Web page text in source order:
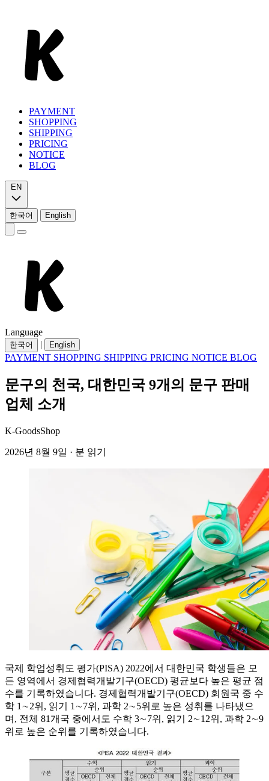
PAYMENT
SHOPPING
SHIPPING
PRICING
NOTICE
BLOG
EN
한국어 English
Language
한국어 | English
PAYMENT SHOPPING SHIPPING PRICING NOTICE BLOG
문구의 천국, 대한민국 9개의 문구 판매
업체 소개
K-GoodsShop
2026년 8월 9일 · 분 읽기
국제 학업성취도 평가(PISA) 2022에서 대한민국 학생들은 모
든 영역에서 경제협력개발기구(OECD) 평균보다 높은 평균 점
수를 기록하였습니다. 경제협력개발기구(OECD) 회원국 중 수
학 1∼2위, 읽기 1∼7위, 과학 2∼5위로 높은 성취를 나타냈으
며, 전체 81개국 중에서도 수학 3∼7위, 읽기 2∼12위, 과학 2∼9
위로 높은 순위를 기록하였습니다.